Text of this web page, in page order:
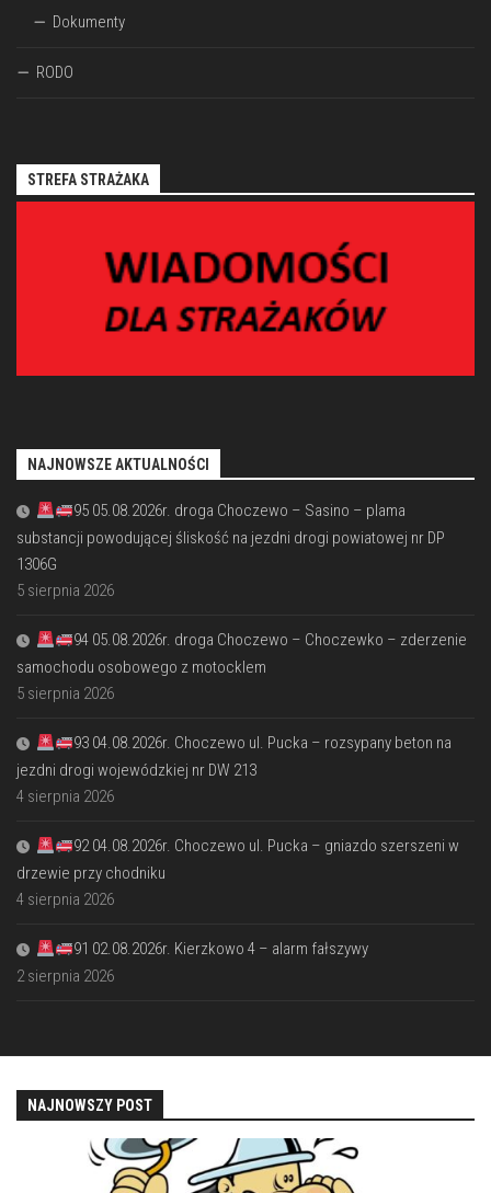
Dokumenty
RODO
STREFA STRAŻAKA
NAJNOWSZE AKTUALNOŚCI
95 05.08.2026r. droga Choczewo – Sasino – plama
substancji powodującej śliskość na jezdni drogi powiatowej nr DP
1306G
5 sierpnia 2026
94 05.08.2026r. droga Choczewo – Choczewko – zderzenie
samochodu osobowego z motocklem
5 sierpnia 2026
93 04.08.2026r. Choczewo ul. Pucka – rozsypany beton na
jezdni drogi wojewódzkiej nr DW 213
4 sierpnia 2026
92 04.08.2026r. Choczewo ul. Pucka – gniazdo szerszeni w
drzewie przy chodniku
4 sierpnia 2026
91 02.08.2026r. Kierzkowo 4 – alarm fałszywy
2 sierpnia 2026
NAJNOWSZY POST